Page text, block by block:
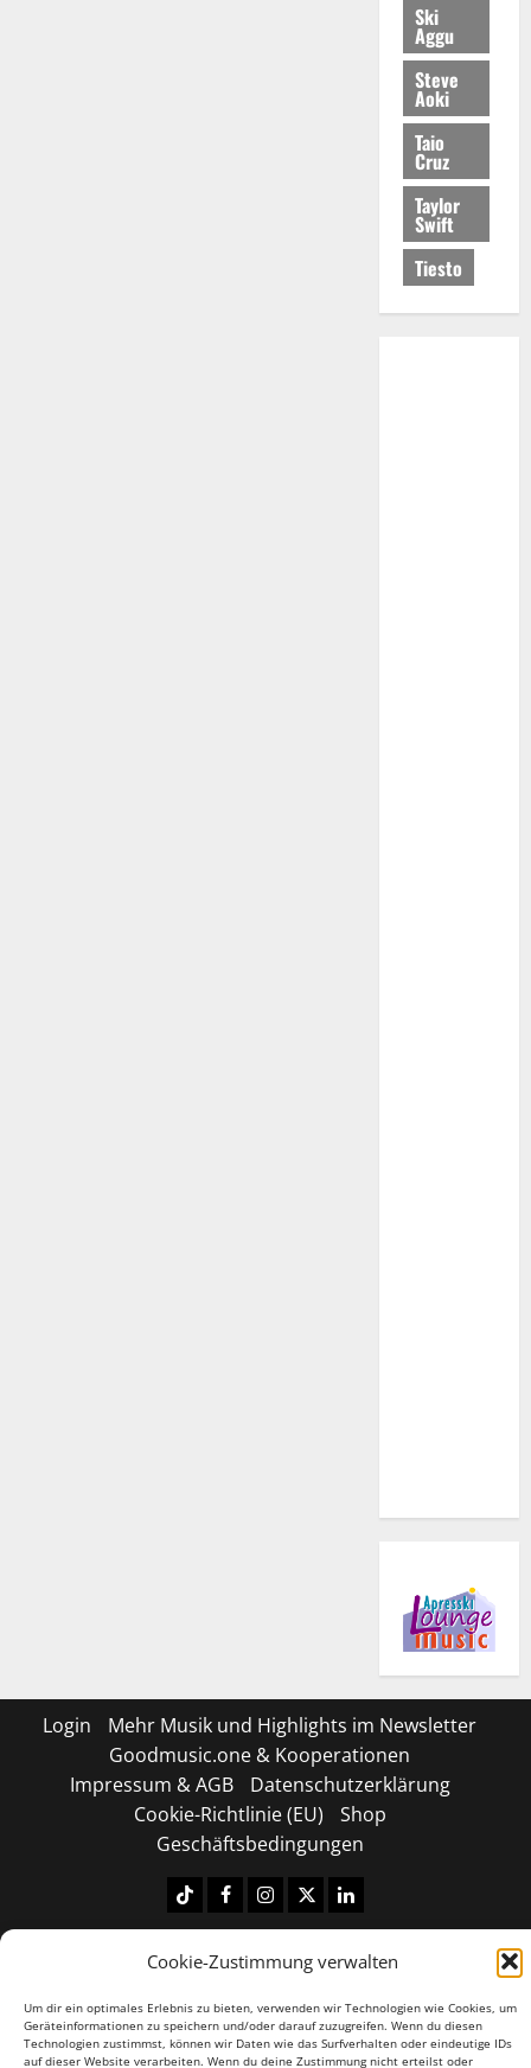
Cookie-Zustimmung verwalten
Um dir ein optimales Erlebnis zu bieten, verwenden wir Technologien wie Cookies, um
Geräteinformationen zu speichern und/oder darauf zuzugreifen. Wenn du diesen
Technologien zustimmst, können wir Daten wie das Surfverhalten oder eindeutige IDs
auf dieser Website verarbeiten. Wenn du deine Zustimmung nicht erteilst oder
Ski
Aggu
Steve
Aoki
Taio
Cruz
Taylor
Swift
Tiesto
Login
Mehr Musik und Highlights im Newsletter
Goodmusic.one & Kooperationen
Impressum & AGB
Datenschutzerklärung
Cookie-Richtlinie (EU)
Shop
Geschäftsbedingungen
TiktokFacebook
Instagram
X LinkedIN
Copyright © 2026 All rights reserved.|MoreNews
by